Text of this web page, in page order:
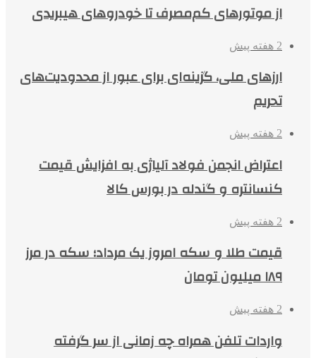
از موتورهای کم‌مصرف تا خودروهای هیبریدی
2 هفته پیش
ارزهای ملی، گزینه‌ای برای عبور از محدودیت‌های
تحریم
2 هفته پیش
اعتراض انجمن فولاد آلیاژی به افزایش قیمت
کنسانتره و گندله در بورس کالا
2 هفته پیش
قیمت طلا و سکه امروز یک مرداد؛ سکه در مرز
۱۸۹ میلیون تومان
2 هفته پیش
واردات تلفن همراه چه زمانی از سر گرفته